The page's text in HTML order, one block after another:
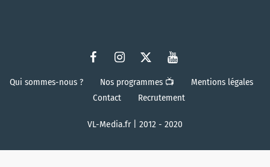
Qui sommes-nous ? Nos programmes 📺
Mentions légales
Contact
Recrutement
VL-Media.fr | 2012 - 2020